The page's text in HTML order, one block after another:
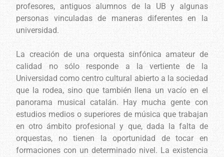
profesores, antiguos alumnos de la UB y algunas
personas vinculadas de maneras diferentes en la
universidad.
La creación de una orquesta sinfónica amateur de
calidad no sólo responde a la vertiente de la
Universidad como centro cultural abierto a la sociedad
que la rodea, sino que también llena un vacío en el
panorama musical catalán. Hay mucha gente con
estudios medios o superiores de música que trabajan
en otro ámbito profesional y que, dada la falta de
orquestas, no tienen la oportunidad de tocar en
formaciones con un determinado nivel. La existencia